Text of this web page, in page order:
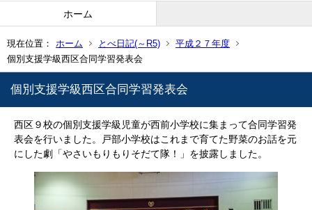
ホーム
現在位置： ホーム とべ日記(～R5)
平成２７年度
個別支援学級西区合同学習発表会
個別支援学級西区合同学習発表会
西区９校の個別支援学級児童が西前小学校に集まって合同学習発
表会を行いました。戸部小学校はこれまで育てた野菜のお話を元
にした劇「やさいもりもりそだて隊！」を披露しました。